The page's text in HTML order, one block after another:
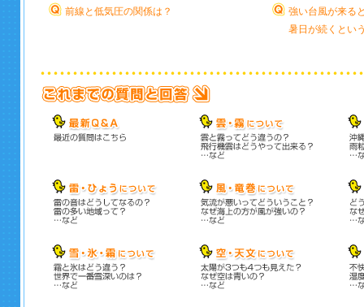
前線と低気圧の関係は？
強い台風が来る
暑日が続くとい